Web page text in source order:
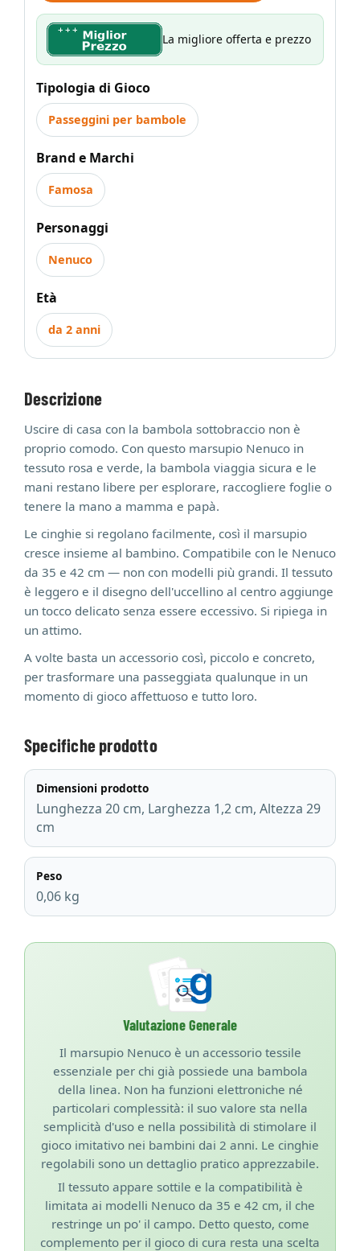
La migliore offerta e prezzo
Tipologia di Gioco
Passeggini per bambole
Brand e Marchi
Famosa
Personaggi
Nenuco
Età
da 2 anni
Descrizione
Uscire di casa con la bambola sottobraccio non è
proprio comodo. Con questo marsupio Nenuco in
tessuto rosa e verde, la bambola viaggia sicura e le
mani restano libere per esplorare, raccogliere foglie o
tenere la mano a mamma e papà.
Le cinghie si regolano facilmente, così il marsupio
cresce insieme al bambino. Compatibile con le Nenuco
da 35 e 42 cm — non con modelli più grandi. Il tessuto
è leggero e il disegno dell'uccellino al centro aggiunge
un tocco delicato senza essere eccessivo. Si ripiega in
un attimo.
A volte basta un accessorio così, piccolo e concreto,
per trasformare una passeggiata qualunque in un
momento di gioco affettuoso e tutto loro.
Specifiche prodotto
Dimensioni prodotto
Lunghezza 20 cm, Larghezza 1,2 cm, Altezza 29
cm
Peso
0,06 kg
Valutazione Generale
Il marsupio Nenuco è un accessorio tessile
essenziale per chi già possiede una bambola
della linea. Non ha funzioni elettroniche né
particolari complessità: il suo valore sta nella
semplicità d'uso e nella possibilità di stimolare il
gioco imitativo nei bambini dai 2 anni. Le cinghie
regolabili sono un dettaglio pratico apprezzabile.
Il tessuto appare sottile e la compatibilità è
limitata ai modelli Nenuco da 35 e 42 cm, il che
restringe un po' il campo. Detto questo, come
complemento per il gioco di cura resta una scelta